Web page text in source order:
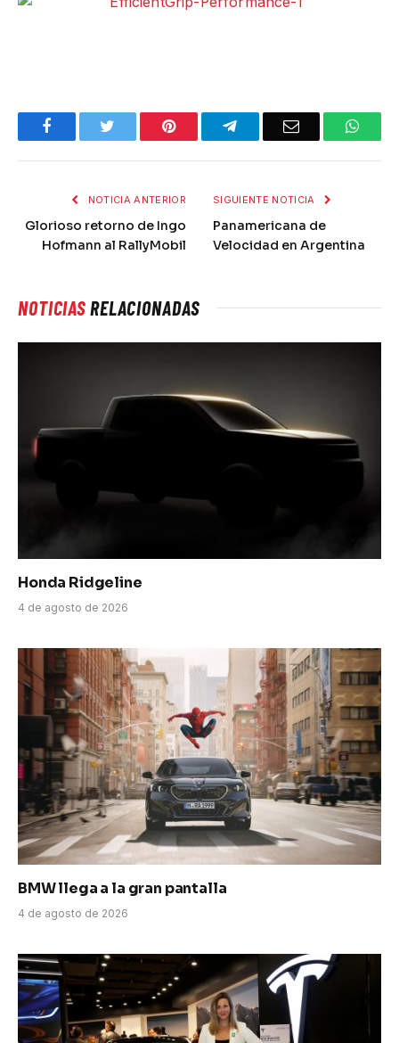
Facebook Pinterest TelegramEmail
NOTICIA ANTERIOR
Glorioso retorno de Ingo
Hofmann al RallyMobil
SIGUIENTE NOTICIA
Panamericana de
Velocidad en Argentina
NOTICIASRELACIONADAS
Honda Ridgeline
4 de agosto de 2026
BMW llega a la gran pantalla
4 de agosto de 2026